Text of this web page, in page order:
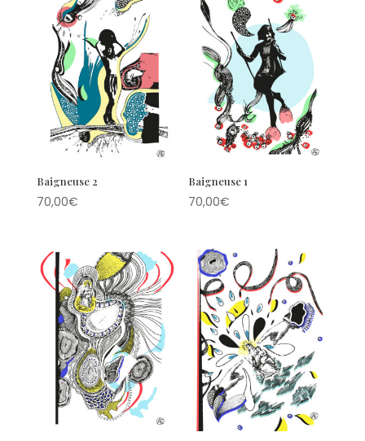
Baigneuse 2
70,00€
Baigneuse 1
70,00€